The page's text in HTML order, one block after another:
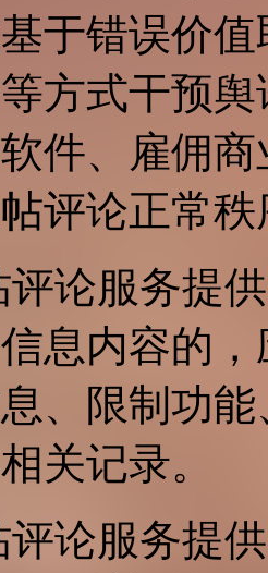
于错误价
方式干预
件、雇佣
评论正常
论服务提
息内容的
、限制功
关记录。
论服务提